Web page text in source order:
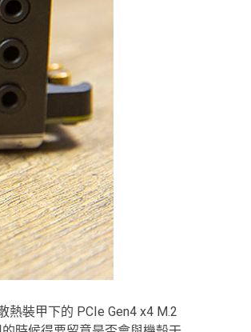
熱裝甲下的 PCIe Gen4 x4 M.2